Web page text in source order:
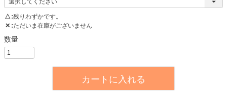
△ 残りわずかです。
✕ ただいま在庫がございません
カートに入れる